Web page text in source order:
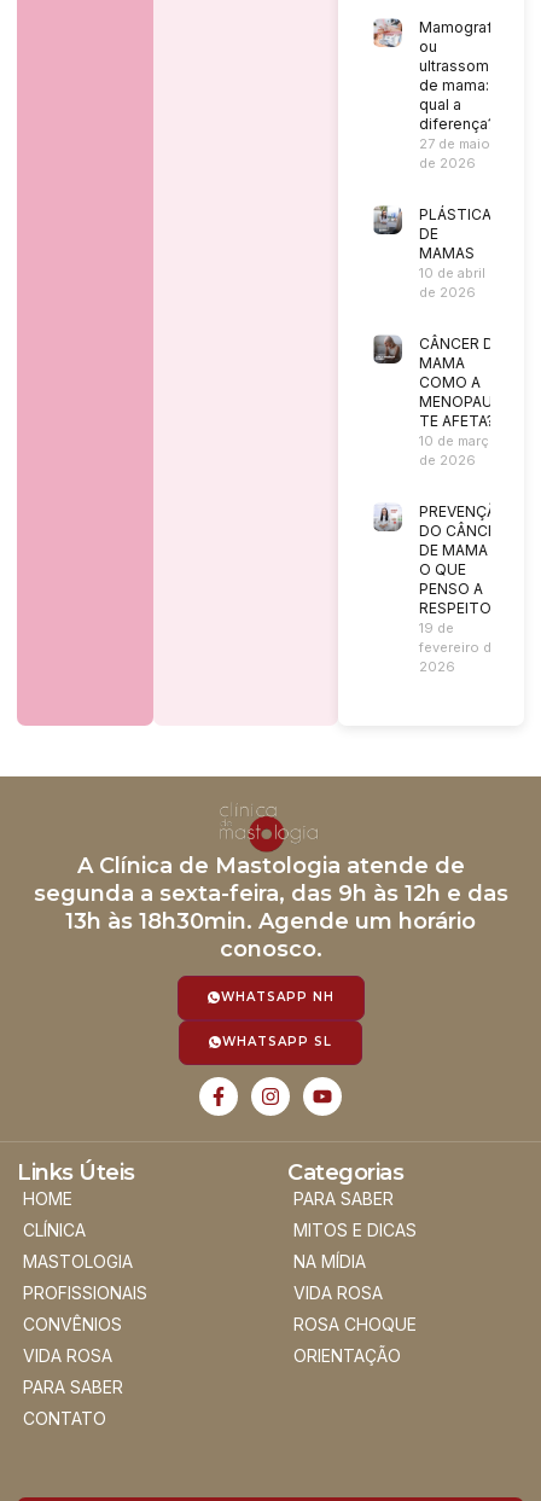
Mamografia
ou
ultrassom
de mama:
qual a
diferença?
27 de maio
de 2026
PLÁSTICA
DE
MAMAS
10 de abril
de 2026
CÂNCER DE
MAMA
COMO A
MENOPAUSA
TE AFETA?
10 de março
de 2026
PREVENÇÃO
DO CÂNCER
DE MAMA |
O QUE
PENSO A
RESPEITO?
19 de
fevereiro de
2026
A Clínica de Mastologia atende de
segunda a sexta-feira, das 9h às 12h e das
13h às 18h30min. Agende um horário
conosco.
WHATSAPP NH
WHATSAPP SL
Links Úteis
HOME
CLÍNICA
MASTOLOGIA
PROFISSIONAIS
CONVÊNIOS
VIDA ROSA
PARA SABER
CONTATO
Categorias
PARA SABER
MITOS E DICAS
NA MÍDIA
VIDA ROSA
ROSA CHOQUE
ORIENTAÇÃO